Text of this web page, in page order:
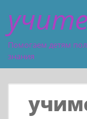
учите
Помогаем детям
знания